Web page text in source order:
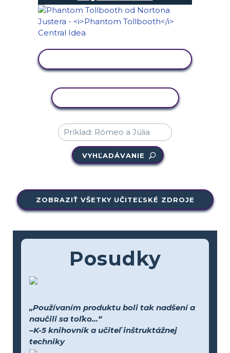
VYHĽADÁVANIE
ZOBRAZIŤ VŠETKY UČITEĽSKÉ ZDROJE
Posudky
„Používaním produktu boli tak nadšení a
naučili sa toľko...“
–K-5 knihovník a učiteľ inštruktážnej
techniky